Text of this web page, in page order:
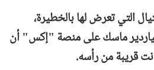
التي تعرض لها بالخطيرة،
ماسك على منصة "إكس" أن
قريبة من رأسه.